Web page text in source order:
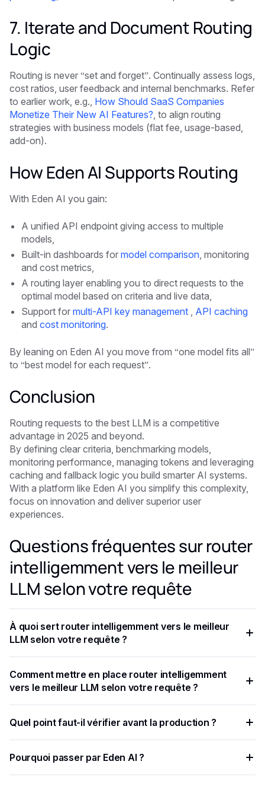
7. Iterate and Document Routing
Logic
Routing is never “set and forget”. Continually assess logs,
cost ratios, user feedback and internal benchmarks. Refer
to earlier work, e.g., How Should SaaS Companies
Monetize Their New AI Features? , to align routing
strategies with business models (flat fee, usage-based,
add-on).
How Eden AI Supports Routing
With Eden AI you gain:
A unified API endpoint giving access to multiple
models,
Built-in dashboards for model comparison , monitoring
and cost metrics,
A routing layer enabling you to direct requests to the
optimal model based on criteria and live data,
Support for multi-API key management
API caching
and cost monitoring.
By leaning on Eden AI you move from “one model fits all”
to “best model for each request”.
Conclusion
Routing requests to the best LLM is a competitive
advantage in 2025 and beyond.
By defining clear criteria, benchmarking models,
monitoring performance, managing tokens and leveraging
caching and fallback logic you build smarter AI systems.
With a platform like Eden AI you simplify this complexity,
focus on innovation and deliver superior user
experiences.
Questions fréquentes sur router
intelligemment vers le meilleur
LLM selon votre requête
À quoi sert router intelligemment vers le meilleur
LLM selon votre requête ?
LLM qui convient le mieux à cette tâche spécifique.
Comment mettre en place router intelligemment
vers le meilleur LLM selon votre requête ?
avantage compétitif en 2025 et au-delà.
Quel point faut-il vérifier avant la production ?
requêtes vers le modèle optimal selon des critères et des
données en temps réel,.
Pourquoi passer par Eden AI ?